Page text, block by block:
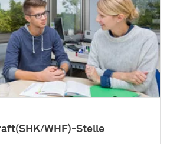
WHF)-Stelle